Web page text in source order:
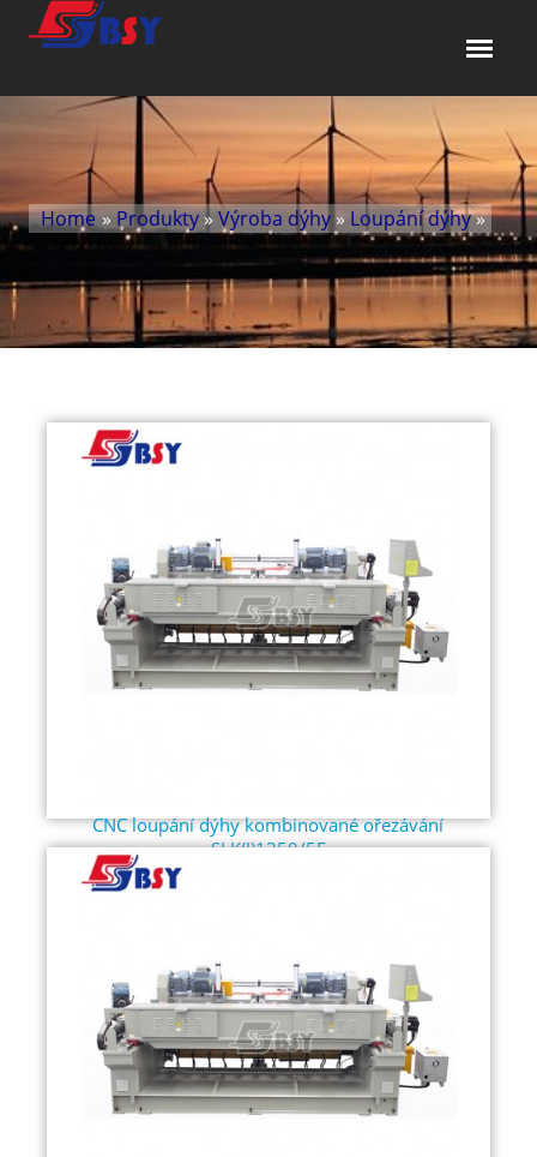
Home »Produkty»Výroba dýhy»Loupání dýhy»
CNC loupání dýhy kombinované ořezávání
SLK(J)1350/5F